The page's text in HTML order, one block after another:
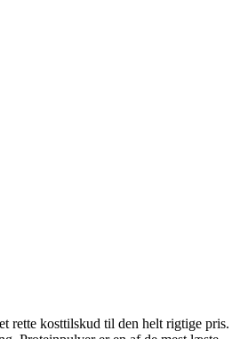
rette kosttilskud til den helt rigtige pris.